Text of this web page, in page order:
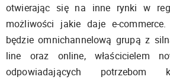
otwierając się na inne rynki w
możliwości jakie daje e-
będzie omnichannelową grupą z
line oraz online, właścicielem
odpowiadających potrzebom